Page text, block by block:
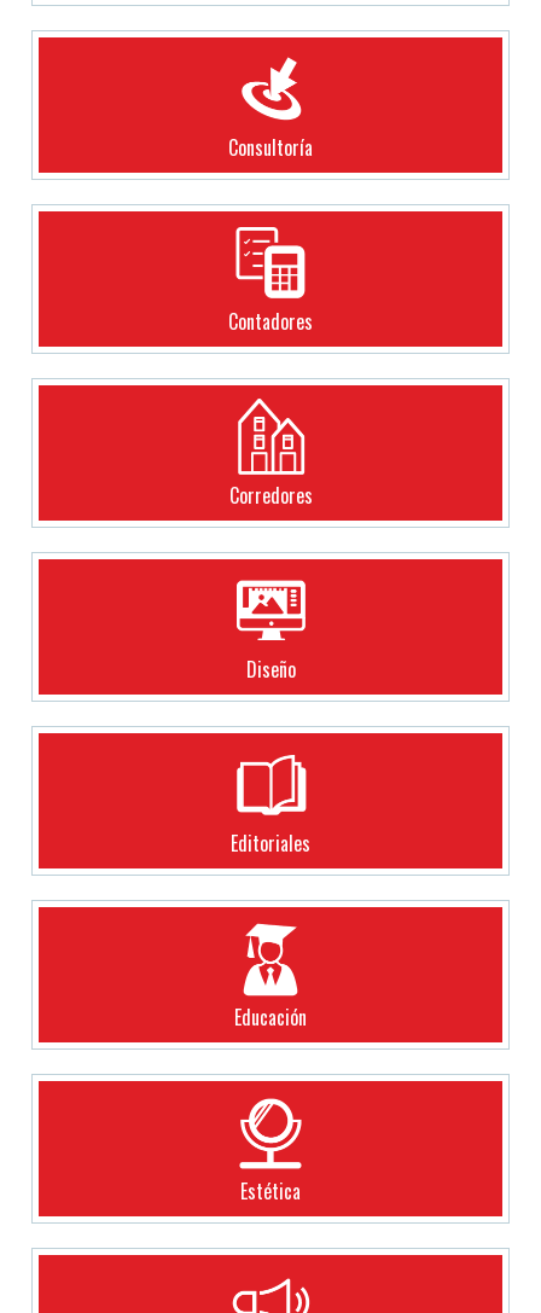
Consultoría
Contadores
Corredores
Diseño
Editoriales
Educación
Estética